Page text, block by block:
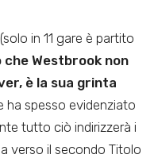
(solo in 11 gare è partito
che Westbrook non
è la sua grinta
ha spesso evidenziato
tutto ciò indirizzerà i
verso il secondo Titolo